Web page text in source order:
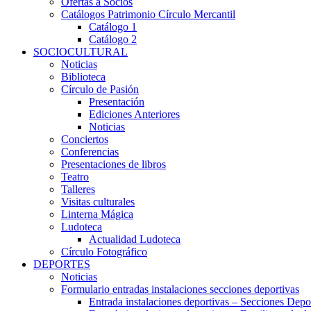
Catálogos Patrimonio Círculo Mercantil
Catálogo 1
Catálogo 2
SOCIOCULTURAL
Noticias
Biblioteca
Círculo de Pasión
Presentación
Ediciones Anteriores
Noticias
Conciertos
Conferencias
Presentaciones de libros
Teatro
Talleres
Visitas culturales
Linterna Mágica
Ludoteca
Actualidad Ludoteca
Círculo Fotográfico
DEPORTES
Noticias
Formulario entradas instalaciones secciones deportivas
Entrada instalaciones deportivas – Secciones